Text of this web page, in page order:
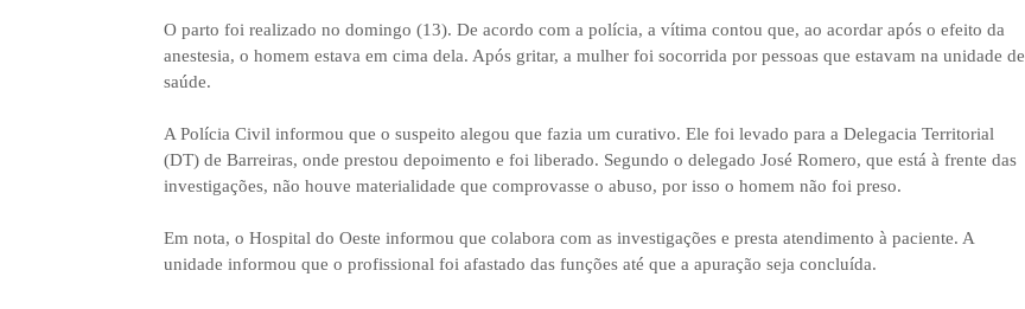
O parto foi realizado no domingo (13). De acordo com a polícia, a vítima contou que, ao acordar após o efeito da
anestesia, o homem estava em cima dela. Após gritar, a mulher foi socorrida por pessoas que estavam na unidade de
saúde.
A Polícia Civil informou que o suspeito alegou que fazia um curativo. Ele foi levado para a Delegacia Territorial
(DT) de Barreiras, onde prestou depoimento e foi liberado. Segundo o delegado José Romero, que está à frente das
investigações, não houve materialidade que comprovasse o abuso, por isso o homem não foi preso.
Em nota, o Hospital do Oeste informou que colabora com as investigações e presta atendimento à paciente. A
unidade informou que o profissional foi afastado das funções até que a apuração seja concluída.